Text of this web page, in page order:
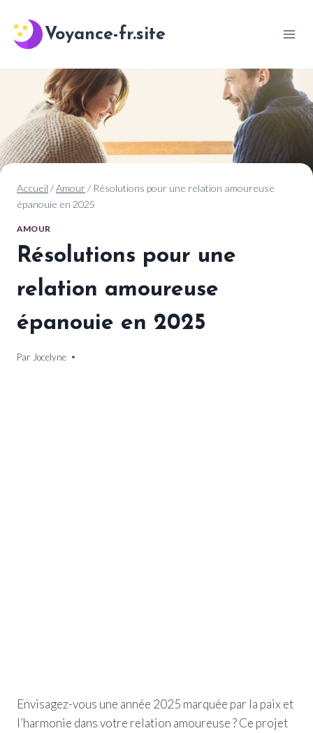
contenu
Voyance-fr.site
Accueil /Amour/ Résolutions pour une relation amoureuse
épanouie en 2025
AMOUR
Résolutions pour une
relation amoureuse
épanouie en 2025
Par Jocelyne
26 décembre 2024
Envisagez-vous une année 2025 marquée par la paix et
l’harmonie dans votre relation amoureuse ? Ce projet